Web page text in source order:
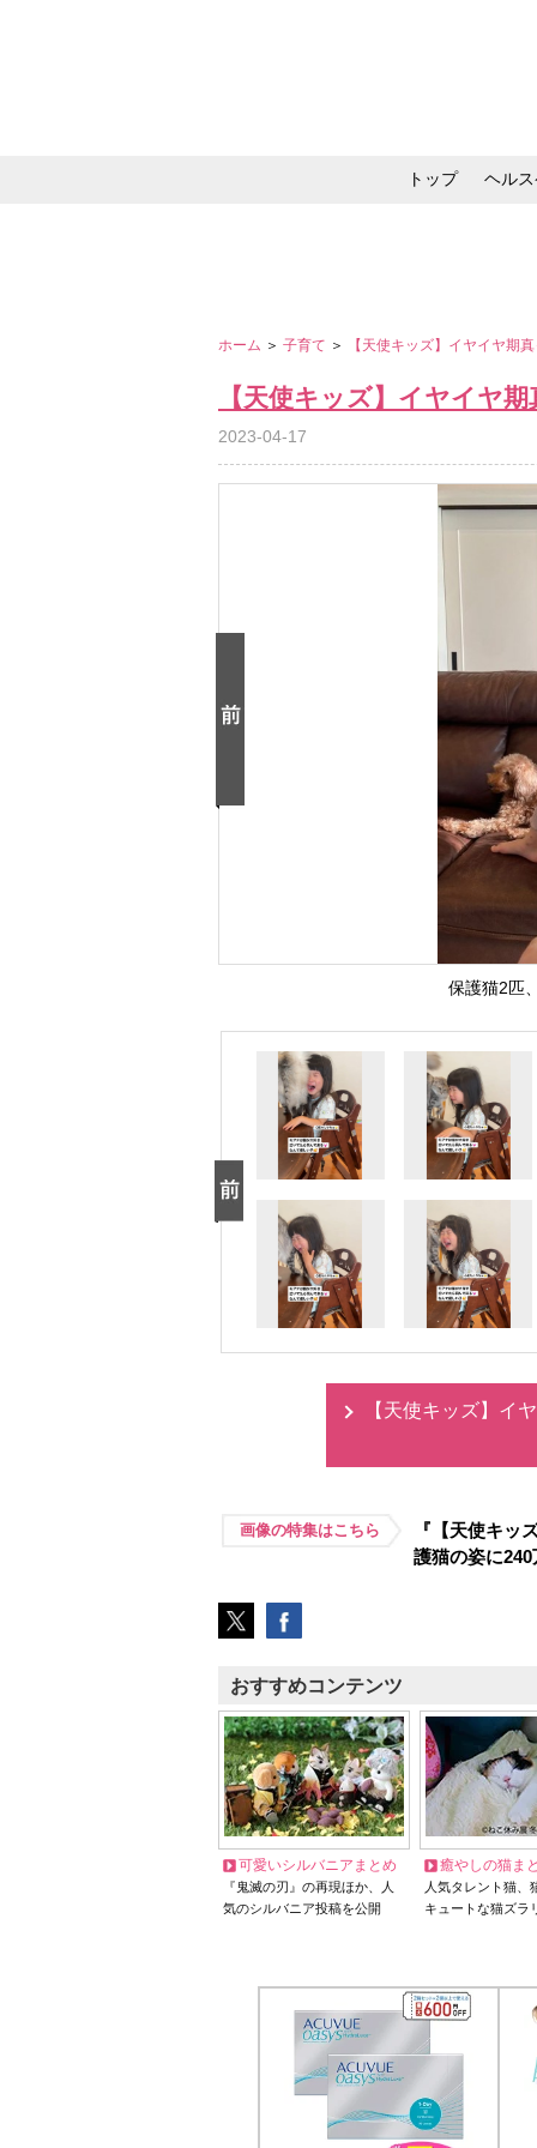
トップ ヘル
ホーム ＞ 子育て ＞ 【天使キッズ】イヤイヤ期
【天使キッズ】イヤイヤ
2023-04-17
保護猫2匹
【天使キッズ】イ
画像の特集はこちら
『【天使キッ
護猫の姿に
おすすめコンテンツ
可愛いシルバニアまとめ
『鬼滅の刃』の再現ほか、人
気のシルバニア投稿を公開
癒やしの猫ま
人気タレント猫
キュートな猫ズラ